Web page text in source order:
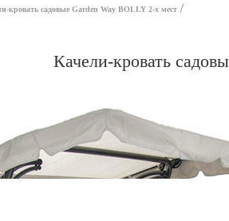
кровать садовые Garden Way BOLLY 2-х мест /
Качели-кровать